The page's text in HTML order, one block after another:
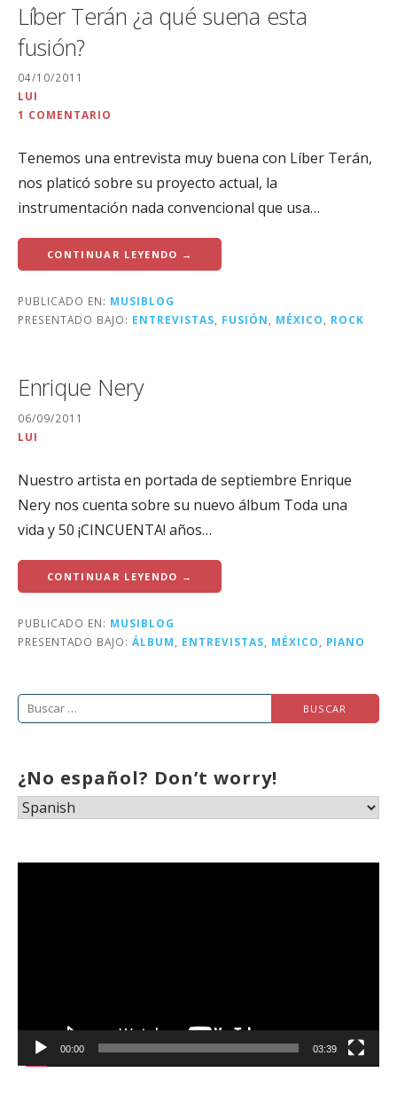
Líber Terán ¿a qué suena esta
fusión?
04/10/2011
LUI
1 COMENTARIO
Tenemos una entrevista muy buena con Líber Terán,
nos platicó sobre su proyecto actual, la
instrumentación nada convencional que usa…
CONTINUAR LEYENDO →
PUBLICADO EN: MUSIBLOG
PRESENTADO BAJO: ENTREVISTAS, FUSIÓN, MÉXICO, ROCK
Enrique Nery
06/09/2011
LUI
Nuestro artista en portada de septiembre Enrique
Nery nos cuenta sobre su nuevo álbum Toda una
vida y 50 ¡CINCUENTA! años…
CONTINUAR LEYENDO →
PUBLICADO EN: MUSIBLOG
PRESENTADO BAJO: ÁLBUM ENTREVISTAS MÉXICO PIANO
Buscar:
¿No español? Don’t worry!
00:00 03:39